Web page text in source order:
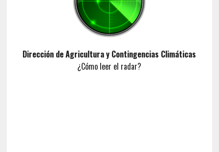
Dirección de Agricultura y Contingencias Climáticas
¿Cómo leer el radar?